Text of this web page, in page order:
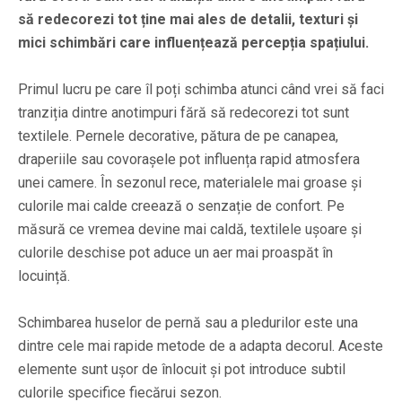
să redecorezi tot ține mai ales de detalii, texturi și
mici schimbări care influențează percepția spațiului.
Primul lucru pe care îl poți schimba atunci când vrei să faci
tranziția dintre anotimpuri fără să redecorezi tot sunt
textilele. Pernele decorative, pătura de pe canapea,
draperiile sau covorașele pot influența rapid atmosfera
unei camere. În sezonul rece, materialele mai groase și
culorile mai calde creează o senzație de confort. Pe
măsură ce vremea devine mai caldă, textilele ușoare și
culorile deschise pot aduce un aer mai proaspăt în
locuință.
Schimbarea huselor de pernă sau a pledurilor este una
dintre cele mai rapide metode de a adapta decorul. Aceste
elemente sunt ușor de înlocuit și pot introduce subtil
culorile specifice fiecărui sezon.